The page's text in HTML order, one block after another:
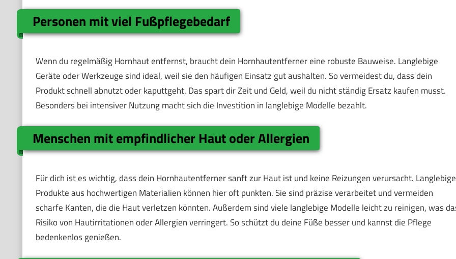
Personen mit viel Fußpflegebedarf
Wenn du regelmäßig Hornhaut entfernst, braucht dein Hornhautentferner eine robuste Bauweise. Langlebige
Geräte oder Werkzeuge sind ideal, weil sie den häufigen Einsatz gut aushalten. So vermeidest du, dass dein
Produkt schnell abnutzt oder kaputtgeht. Das spart dir Zeit und Geld, weil du nicht ständig Ersatz kaufen musst.
Besonders bei intensiver Nutzung macht sich die Investition in langlebige Modelle bezahlt.
Menschen mit empfindlicher Haut oder Allergien
Für dich ist es wichtig, dass dein Hornhautentferner sanft zur Haut ist und keine Reizungen verursacht. Langlebige
Produkte aus hochwertigen Materialien können hier oft punkten. Sie sind präzise verarbeitet und vermeiden
scharfe Kanten, die die Haut verletzen könnten. Außerdem sind viele langlebige Modelle leicht zu reinigen, was
Risiko von Hautirritationen oder Allergien verringert. So schützt du deine Füße besser und kannst die Pflege
bedenkenlos genießen.